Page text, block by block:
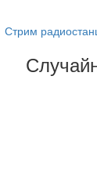
Стрим